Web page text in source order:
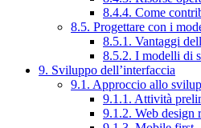
8.4.4. Come
8.5. Progettare con i
8.5.1. Vantaggi
8.5.2. I modelli di
9. Sviluppo dell’interfaccia
9.1. Approccio allo
9.1.1. Attività
9.1.2. Web design